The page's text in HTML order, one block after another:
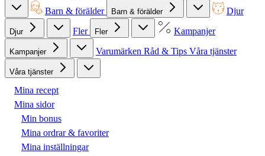
Barn & förälder Barn & förälder Djur
Djur Fler Fler Kampanjer
Kampanjer Varumärken Råd & Tips Våra tjänster
Våra tjänster
Mina recept
Mina sidor
Min bonus
Mina ordrar & favoriter
Mina inställningar